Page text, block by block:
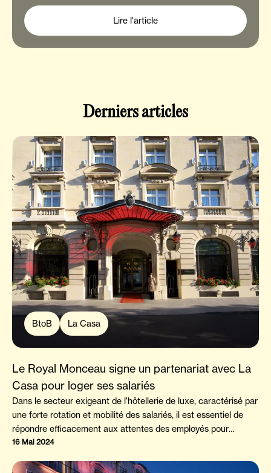
Lire l'article
Derniers articles
BtoB La Casa
Le Royal Monceau signe un partenariat avec La
Casa pour loger ses salariés
Dans le secteur exigeant de l'hôtellerie de luxe, caractérisé par
une forte rotation et mobilité des salariés, il est essentiel de
répondre efficacement aux attentes des employés pour
conserver une position de leader. Le Royal Monceau relève ce
concept de logement novateur qui enrichit le quotidien de ses
16 Mai 2024